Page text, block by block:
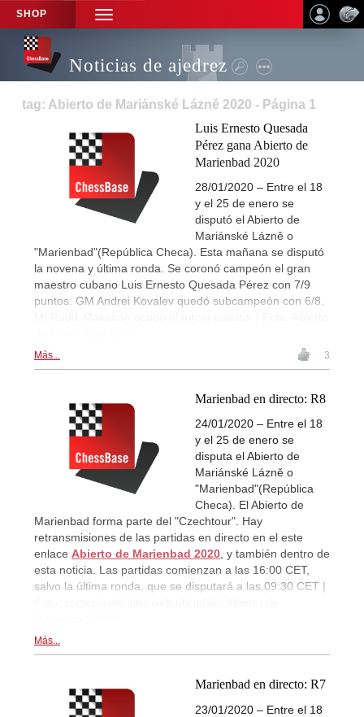
SHOP
TOGGLE
NAVIGATION
Noticias de ajedrez
tag: Abierto de Mariánské Lázně 2020 - Página 1
Luis Ernesto Quesada
Pérez gana Abierto de
Marienbad 2020
28/01/2020 – Entre el 18
y el 25 de enero se
disputó el Abierto de
Mariánské Lázně o
"Marienbad"(República Checa). Esta mañana se disputó
la novena y última ronda. Se coronó campeón el gran
maestro cubano Luis Ernesto Quesada Pérez con 7/9
puntos. GM Andrei Kovalev quedó subcampeón con 6/8.
Más... 3
Marienbad en directo: R8
24/01/2020 – Entre el 18
y el 25 de enero se
disputa el Abierto de
Mariánské Lázně o
"Marienbad"(República
Checa). El Abierto de
Marienbad forma parte del "Czechtour". Hay
retransmisiones de las partidas en directo en el este
enlace Abierto de Marienbad 2020, y también dentro de
esta noticia. Las partidas comienzan a las 16:00 CET,
salvo la última ronda, que se disputará a las 09:30 CET |
Más...
Marienbad en directo: R7
23/01/2020 – Entre el 18